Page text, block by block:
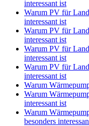
interessant ist
Warum PV für
interessant ist
Warum PV für
interessant ist
Warum PV für
interessant ist
Warum PV für
interessant ist
Warum
Warum
interessant ist
Warum
besonders